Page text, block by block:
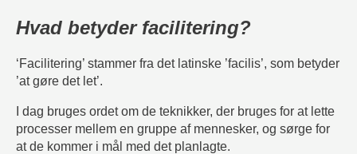
Hvad betyder facilitering?
‘Facilitering’ stammer fra det latinske ’facilis’, som betyder
’at gøre det let’.
I dag bruges ordet om de teknikker, der bruges for at lette
processer mellem en gruppe af mennesker, og sørge for
at de kommer i mål med det planlagte.